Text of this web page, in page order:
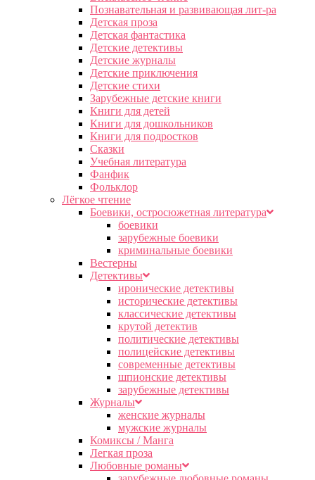
Познавательная и развивающая лит-ра
Детская проза
Детская фантастика
Детские детективы
Детские журналы
Детские приключения
Детские стихи
Зарубежные детские книги
Книги для детей
Книги для дошкольников
Книги для подростков
Сказки
Учебная литература
Фанфик
Фольклор
Лёгкое чтение
Боевики, остросюжетная литература
боевики
зарубежные боевики
криминальные боевики
Вестерны
Детективы
иронические детективы
исторические детективы
классические детективы
крутой детектив
политические детективы
полицейские детективы
современные детективы
шпионские детективы
зарубежные детективы
Журналы
женские журналы
мужские журналы
Комиксы / Манга
Легкая проза
Любовные романы